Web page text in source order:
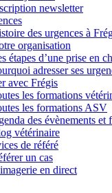
newsletter
des urgences à
organisation
étapes d’une prise en
adresser ses
avec Frégis
les formations
les formations ASV
des évènements et
vétérinaire
de référé
un cas
en direct